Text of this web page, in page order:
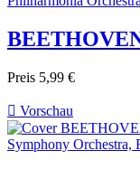
Preis 5,99 €
 Vorschau